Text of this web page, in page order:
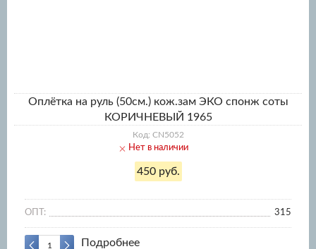
Оплётка на руль (50см.) кож.зам ЭКО спонж соты
КОРИЧНЕВЫЙ 1965
Код: CN5052
Нет в наличии
450 руб.
ОПТ: 315
Подробнее